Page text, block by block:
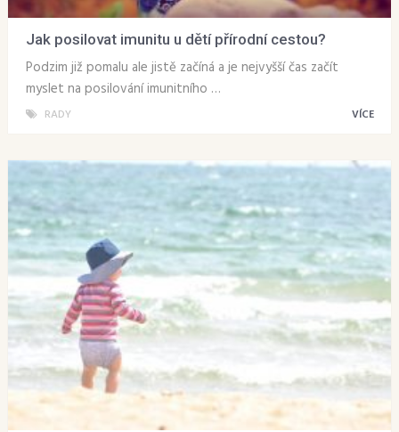
Jak posilovat imunitu u dětí přírodní cestou?
Podzim již pomalu ale jistě začíná a je nejvyšší čas začít
myslet na posilování imunitního …
RADY VÍCE